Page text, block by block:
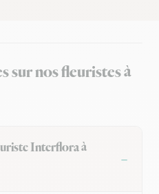
sur nos fleuristes à
Interflora à